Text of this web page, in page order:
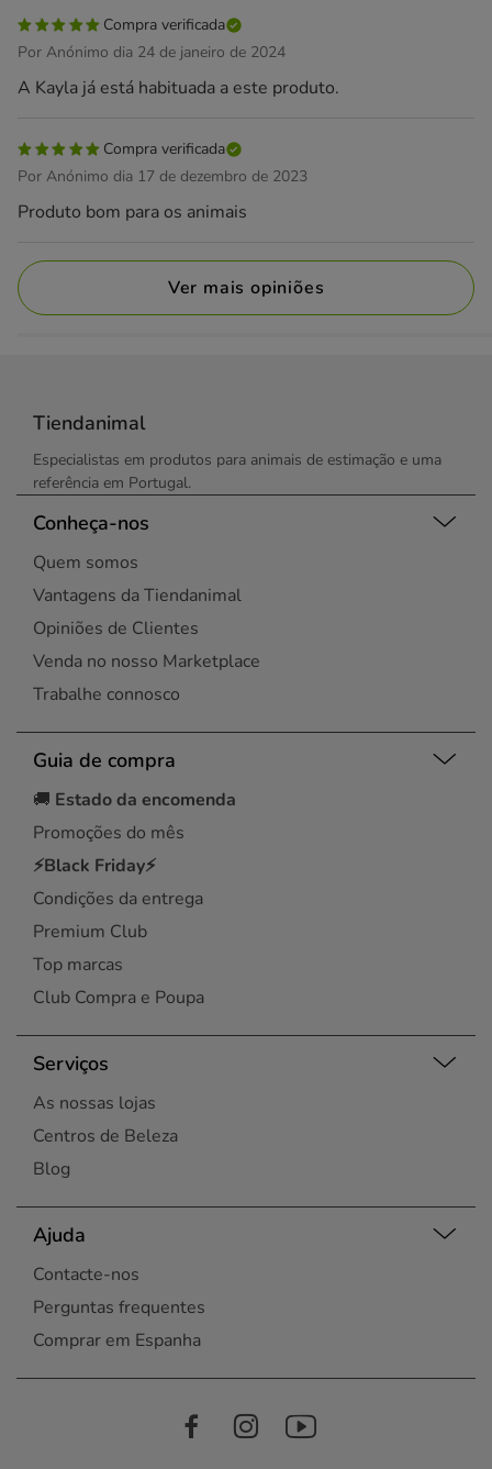
Compra verificada
Por Anónimo dia 24 de janeiro de 2024
A Kayla já está habituada a este produto.
Compra verificada
Por Anónimo dia 17 de dezembro de 2023
Produto bom para os animais
Ver mais opiniões
Tiendanimal
Especialistas em produtos para animais de estimação e uma
referência em Portugal.
Conheça-nos
Quem somos
Vantagens da Tiendanimal
Opiniões de Clientes
Venda no nosso Marketplace
Trabalhe connosco
Guia de compra
🚚 Estado da encomenda
Promoções do mês
⚡Black Friday⚡
Condições da entrega
Premium Club
Top marcas
Club Compra e Poupa
Serviços
As nossas lojas
Centros de Beleza
Blog
Ajuda
Contacte-nos
Perguntas frequentes
Comprar em Espanha